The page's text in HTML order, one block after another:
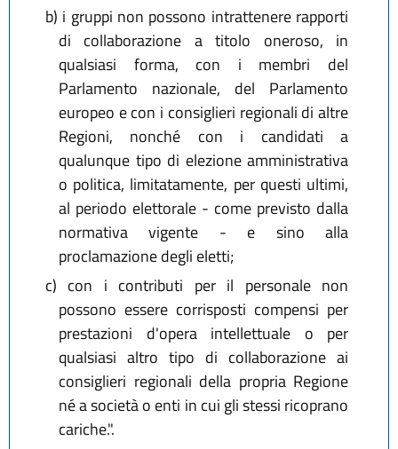
b) i gruppi non possono intrattenere rapporti
di collaborazione a titolo oneroso, in
qualsiasi forma, con i membri del
Parlamento nazionale, del Parlamento
europeo e con i consiglieri regionali di altre
Regioni, nonché con i candidati a
qualunque tipo di elezione amministrativa
o politica, limitatamente, per questi ultimi,
al periodo elettorale - come previsto dalla
normativa vigente - e sino alla
proclamazione degli eletti;
c) con i contributi per il personale non
possono essere corrisposti compensi per
prestazioni d'opera intellettuale o per
qualsiasi altro tipo di collaborazione ai
consiglieri regionali della propria Regione
né a società o enti in cui gli stessi ricoprano
cariche.".